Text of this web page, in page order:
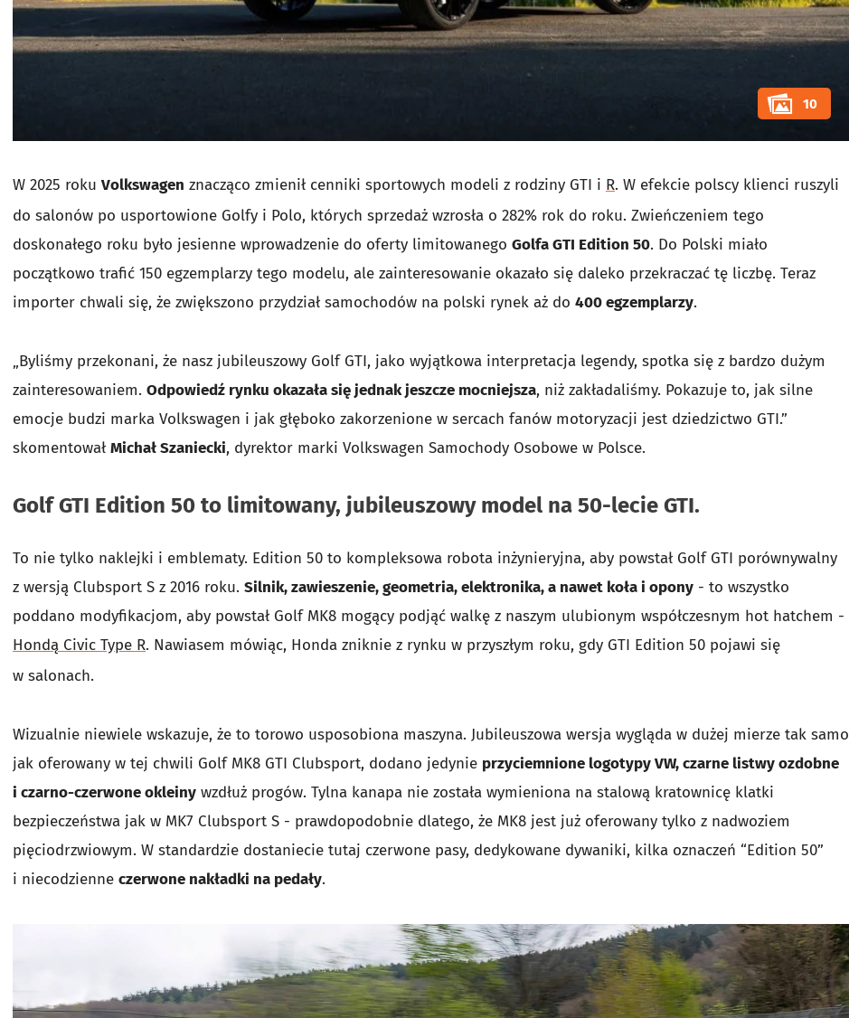
10
W 2025 roku Volkswagen znacząco zmienił cenniki sportowych modeli z rodziny GTI i R. W efekcie polscy klienci ruszyli
do salonów po usportowione Golfy i Polo, których sprzedaż wzrosła o 282% rok do roku. Zwieńczeniem tego
doskonałego roku było jesienne wprowadzenie do oferty limitowanego Golfa GTI Edition 50. Do Polski miało
początkowo trafić 150 egzemplarzy tego modelu, ale zainteresowanie okazało się daleko przekraczać tę liczbę. Teraz
importer chwali się, że zwiększono przydział samochodów na polski rynek aż do 400 egzemplarzy.
„Byliśmy przekonani, że nasz jubileuszowy Golf GTI, jako wyjątkowa interpretacja legendy, spotka się z bardzo dużym
zainteresowaniem. Odpowiedź rynku okazała się jednak jeszcze mocniejsza, niż zakładaliśmy. Pokazuje to, jak silne
emocje budzi marka Volkswagen i jak głęboko zakorzenione w sercach fanów motoryzacji jest dziedzictwo GTI.”
skomentowałMichał Szaniecki, dyrektor marki Volkswagen Samochody Osobowe w Polsce.
Golf GTI Edition 50 to limitowany, jubileuszowy model na 50-lecie GTI.
To nie tylko naklejki i emblematy. Edition 50 to kompleksowa robota inżynieryjna, aby powstał Golf GTI porównywalny
z wersją Clubsport S z 2016 roku. Silnik, zawieszenie, geometria, elektronika, a nawet koła i opony - to wszystko
poddano modyfikacjom, aby powstał Golf MK8 mogący podjąć walkę z naszym ulubionym współczesnym hot hatchem -
Hondą Civic Type R. Nawiasem mówiąc, Honda zniknie z rynku w przyszłym roku, gdy GTI Edition 50 pojawi się
w salonach.
Wizualnie niewiele wskazuje, że to torowo usposobiona maszyna. Jubileuszowa wersja wygląda w dużej mierze tak samo
jak oferowany w tej chwili Golf MK8 GTI Clubsport, dodano jedynie przyciemnione logotypy VW, czarne listwy ozdobne
i czarno-czerwone okleiny wzdłuż progów. Tylna kanapa nie została wymieniona na stalową kratownicę klatki
bezpieczeństwa jak w MK7 Clubsport S - prawdopodobnie dlatego, że MK8 jest już oferowany tylko z nadwoziem
pięciodrzwiowym. W standardzie dostaniecie tutaj czerwone pasy, dedykowane dywaniki, kilka oznaczeń “Edition 50”
i niecodzienne czerwone nakładki na pedały.